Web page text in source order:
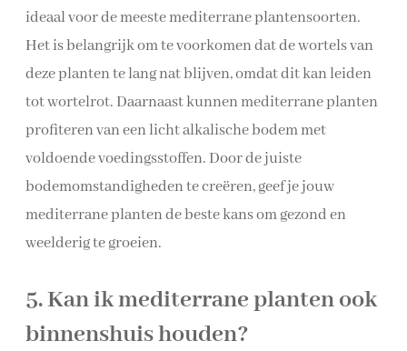
ideaal voor de meeste mediterrane plantensoorten.
Het is belangrijk om te voorkomen dat de wortels van
deze planten te lang nat blijven, omdat dit kan leiden
tot wortelrot. Daarnaast kunnen mediterrane planten
profiteren van een licht alkalische bodem met
voldoende voedingsstoffen. Door de juiste
bodemomstandigheden te creëren, geef je jouw
mediterrane planten de beste kans om gezond en
weelderig te groeien.
5. Kan ik mediterrane planten ook
binnenshuis houden?